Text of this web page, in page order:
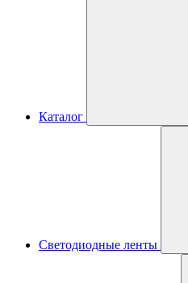
Каталог
Светодиодные ленты